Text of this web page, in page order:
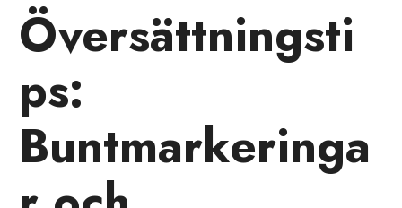
Översättningsti
ps:
Buntmarkeringa